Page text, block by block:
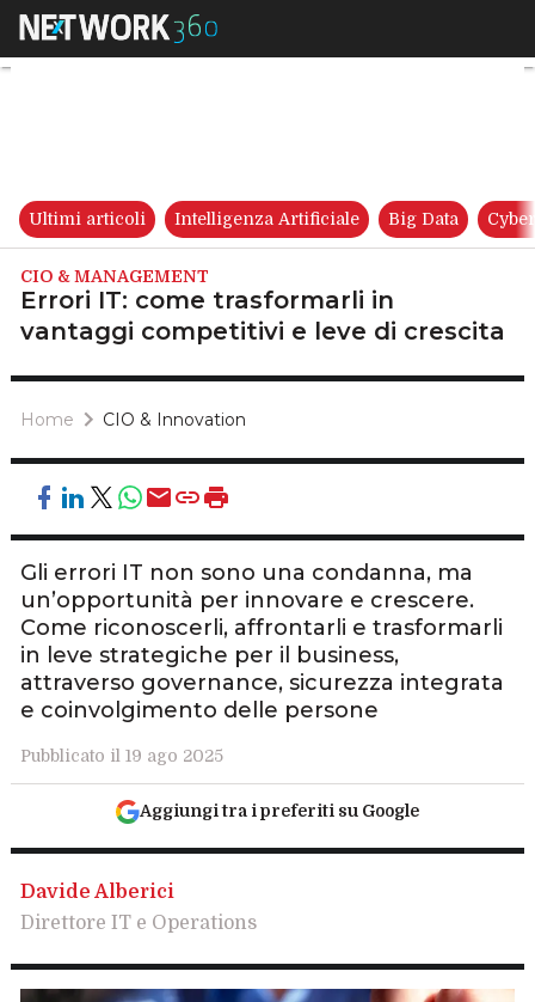
Errori IT: come trasformarli
Ultimi articoli Intelligenza Artificiale Big Data
CIO & MANAGEMENT
Errori IT: come trasformarli in
vantaggi competitivi e leve di crescita
Home CIO & Innovation
Gli errori IT non sono una condanna, ma
un’opportunità per innovare e crescere.
Come riconoscerli, affrontarli e trasformarli
in leve strategiche per il business,
attraverso governance, sicurezza integrata
e coinvolgimento delle persone
Pubblicato il 19 ago 2025
Aggiungi tra i preferiti su Google
Davide Alberici
Direttore IT e Operations